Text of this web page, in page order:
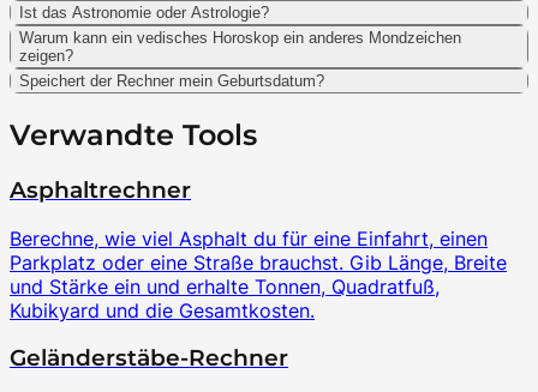
Ist das Astronomie oder Astrologie?
Warum kann ein vedisches Horoskop ein anderes Mondzeichen
zeigen?
Speichert der Rechner mein Geburtsdatum?
Verwandte Tools
Asphaltrechner
Berechne, wie viel Asphalt du für eine Einfahrt, einen
Parkplatz oder eine Straße brauchst. Gib Länge, Breite
und Stärke ein und erhalte Tonnen, Quadratfuß,
Kubikyard und die Gesamtkosten.
Geländerstäbe-Rechner